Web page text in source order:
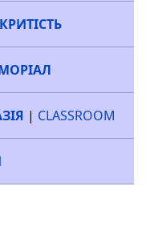
| CLASSROOM